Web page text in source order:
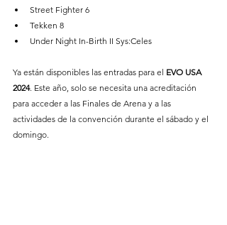
Street Fighter 6
Tekken 8
Under Night In-Birth II Sys:Celes
Ya están disponibles las entradas para el EVO USA
2024. Este año, solo se necesita una acreditación
para acceder a las Finales de Arena y a las
actividades de la convención durante el sábado y el
domingo.